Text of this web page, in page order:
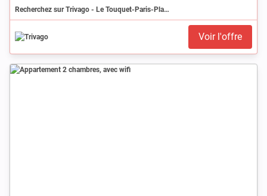
Recherchez sur Trivago - Le Touquet-Paris-Plage
Voir l'offre